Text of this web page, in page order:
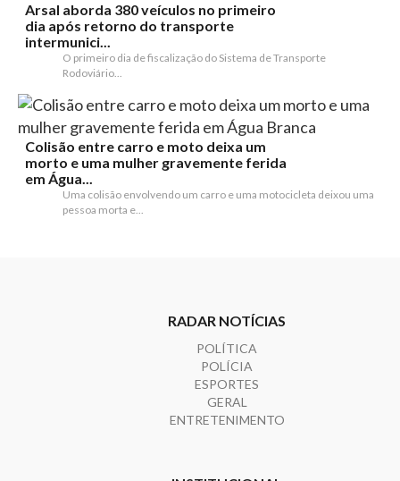
Arsal aborda 380 veículos no primeiro
dia após retorno do transporte
intermunici...
O primeiro dia de fiscalização do Sistema de Transporte
Rodoviário...
Colisão entre carro e moto deixa um
morto e uma mulher gravemente ferida
em Água...
Uma colisão envolvendo um carro e uma motocicleta deixou uma
pessoa morta e...
RADAR NOTÍCIAS
POLÍTICA
POLÍCIA
ESPORTES
GERAL
ENTRETENIMENTO